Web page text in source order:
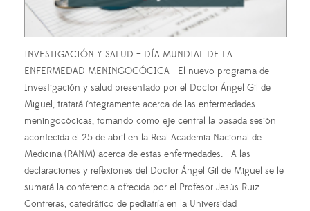
INVESTIGACIÓN Y SALUD – DÍA MUNDIAL DE LA
ENFERMEDAD MENINGOCÓCICA El nuevo programa de
Investigación y salud presentado por el Doctor Ángel Gil de
Miguel, tratará íntegramente acerca de las enfermedades
meningocócicas, tomando como eje central la pasada sesión
acontecida el 25 de abril en la Real Academia Nacional de
Medicina (RANM) acerca de estas enfermedades. A las
declaraciones y reflexiones del Doctor Ángel Gil de Miguel se le
sumará la conferencia ofrecida por el Profesor Jesús Ruiz
Contreras, catedrático de pediatría en la Universidad